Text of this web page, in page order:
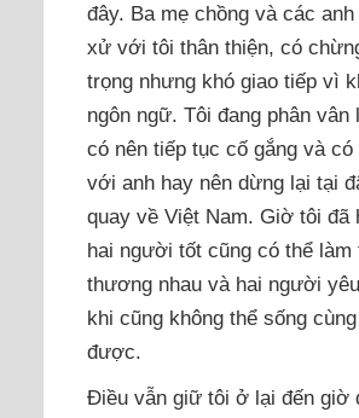
đây. Ba mẹ chồng và các
xử với tôi thân thiện, có
trọng nhưng khó giao tiếp vì
ngôn ngữ. Tôi đang phân vân
có nên tiếp tục cố gắng và có
với anh hay nên dừng lại tại
quay về Việt Nam. Giờ tôi đã
hai người tốt cũng có thể làm
thương nhau và hai người
khi cũng không thể sống
được.
Điều vẫn giữ tôi ở lại đến giờ